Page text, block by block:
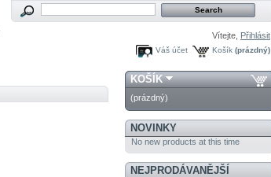
Vítejte, Přihlásit
Košík (prázdný)
Váš účet
KOŠÍK
(prázdný)
NOVINKY
No new products at this time
NEJPRODÁVANĚJŠÍ